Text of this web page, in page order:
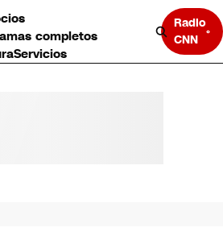
completos
Servicios
Radio
CNN